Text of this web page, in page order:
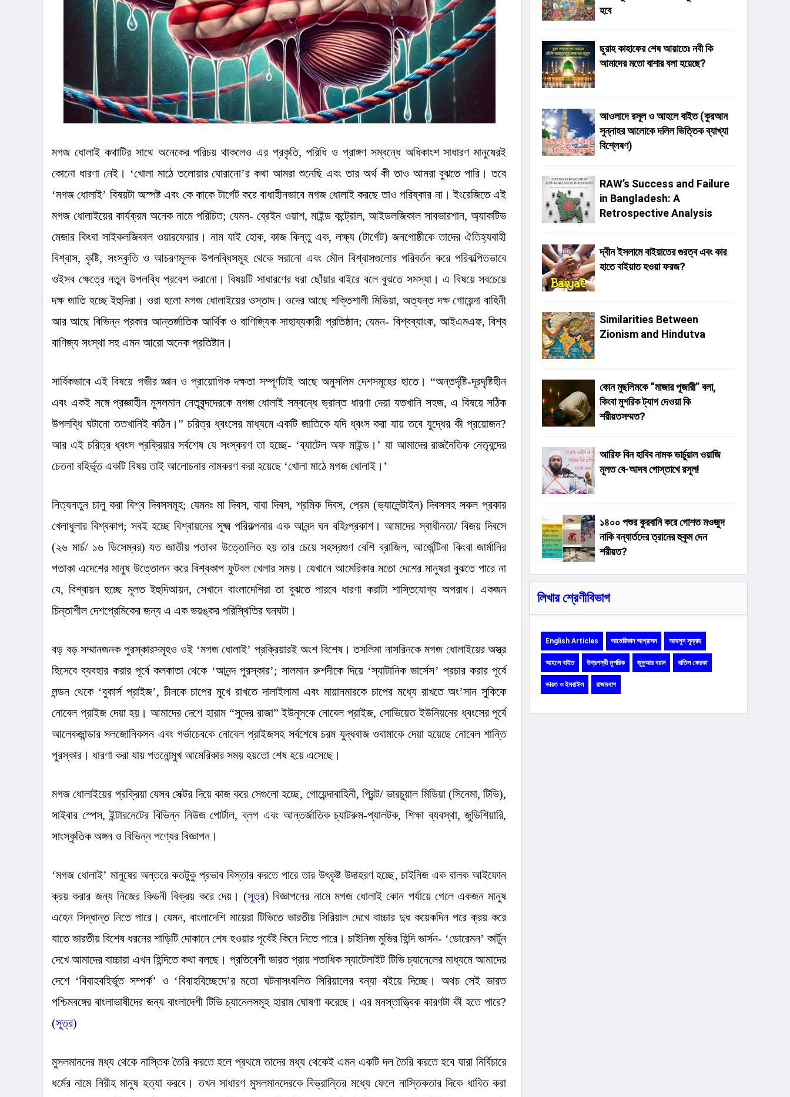
মগজ ধোলাই কথাটির সাথে অনেকের পরিচয় থাকলেও এর প্রকৃতি, পরিধি ও প্রাঙ্গণ সম্বন্ধে অধিকাংশ সাধারণ মানুষেরই
কোনো ধারণা নেই। ‘খোলা মাঠে তলোয়ার ঘোরানো’র কথা আমরা শুনেছি এবং তার অর্থ কী তাও আমরা বুঝতে পারি। তবে
‘মগজ ধোলাই’ বিষয়টা অস্পষ্ট এবং কে কাকে টার্গেট করে বাধাহীনভাবে মগজ ধোলাই করছে তাও পরিষ্কার না। ইংরেজিতে এই
মগজ ধোলাইয়ের কার্যক্রম অনেক নামে পরিচিত;যেমন- ব্রেইন ওয়াশ,মাইন্ড কন্ট্রোল,আইডলজিকাল সাবভারশান,অ্যাকটিভ
মেজার কিংবা সাইকলজিকাল ওয়ারফেয়ার। নাম যাই হোক, কাজ কিন্তু এক, লক্ষ্য (টার্গেট) জনগোষ্ঠীকে তাদের ঐতিহ্যবাহী
বিশ্বাস,কৃষ্টি, সংস্কৃতি ও আচরণমূলক উপলব্ধিসমূহ থেকে সরানো এবং মৌল বিশ্বাসগুলোর পরিবর্তন করে পরিকল্পিতভাবে
ওইসব ক্ষেত্রে নতুন উপলব্ধি প্রবেশ করানো। বিষয়টি সাধারণের ধরা ছোঁয়ার বাইরে বলে বুঝতে সমস্যা। এ বিষয়ে সবচেয়ে
দক্ষ জাতি হচ্ছে ইহুদিরা। ওরা হলো মগজ ধোলাইয়ের ওস্তাদ। ওদের আছে শক্তিশালী মিডিয়া, অত্যন্ত দক্ষ গোয়েন্দা বাহিনী
আর আছে বিভিন্ন প্রকার আন্তর্জাতিক আর্থিক ও বাণিজ্যিক সাহায্যকারী প্রতিষ্ঠান;যেমন- বিশ্বব্যাংক, আইএমএফ,বিশ্ব
বাণিজ্য সংস্থা সহএমন আরো অনেকপ্রতিষ্টান ।
সার্বিকভাবে এই বিষয়ে গভীর জ্ঞান ও প্রায়োগিক দক্ষতা সম্পূর্ণটাই আছে অমুসলিম দেশসমূহের হাতে। “অন্তর্দৃষ্টি-দূরদৃষ্টিহীন
এবং একই সঙ্গে প্রজ্ঞাহীন মুসলমান নেতৃবৃন্দদেরকে মগজ ধোলাই সম্বন্ধে ভ্রান্ত ধারণা দেয়া যতখানি সহজ, এ বিষয়ে সঠিক
উপলব্ধি ঘটানো ততখানিই কঠিন।”চরিত্র ধ্বংসের মাধ্যমে একটি জাতিকে যদি ধ্বংস করা যায় তবে যুদ্ধের কী প্রয়োজন?
আর এই চরিত্র ধ্বংস প্রক্রিয়ার সর্বশেষ যে সংস্করণ তা হচ্ছে- ‘ব্যাটেল অফ মাইন্ড। ’ যা আমাদের রাজনৈতিক নেতৃবন্দের
চেতনা বহির্ভূত একটি বিষয় তাই আলোচনার নামকরণ করা হয়েছে‘খোলা মাঠে মগজ ধোলাই। ’
নিত্যনতুন চালু করা বিশ্ব দিবসসমূহ; যেমনঃমা দিবস, বাবা দিবস,শ্রমিক দিবস, প্রেম (ভ্যালেন্টাইন) দিবসসহ সকল প্রকার
খেলাধুলার বিশ্বকাপ; সবই হচ্ছে বিশ্বায়নের সূক্ষ্ম পরিকল্পনার এক আনন্দ ঘন বহিঃপ্রকাশ। আমাদের স্বাধীনতা/ বিজয় দিবসে
(২৬ মার্চ/ ১৬ ডিসেম্বর) যত জাতীয় পতাকা উত্তোলিত হয় তার চেয়ে সহস্রগুণ বেশি ব্রাজিল,আর্জেন্টিনা কিংবা জার্মানির
পতাকা এদেশের মানুষ উত্তোলন করে বিশ্বকাপ ফুটবল খেলার সময়। যেখানে আমেরিকার মতো দেশের মানুষরা বুঝতে পারে না
যে, বিশ্বায়ন হচ্ছে মূলত ইহুদিআয়ন, সেখানে বাংলাদেশিরা তা বুঝতে পারবে ধারণা করাটা শাস্তিযোগ্য অপরাধ। একজন
চিন্তাশীল দেশপ্রেমিকের জন্য এ এক ভয়ঙ্কর পরিস্থিতির ঘনঘটা।
বড় বড় সম্মানজনক পুরস্কারসমূহও ওই‘মগজ ধোলাই’প্রক্রিয়ারই অংশ বিশেষ। তসলিমা নাসরিনকে মগজ ধোলাইয়ের অস্ত্র
হিসেবে ব্যবহার করার পূর্বে কলকাতা থেকে‘আনন্দ পুরস্কার’;সালমান রুশদীকে দিয়ে‘স্যাটানিক ভার্সেস’ প্রচার করার পূর্বে
লন্ডন থেকে‘বুকার্স প্রাইজ’, চীনকে চাপের মুখে রাখতে দালাইলামা এবং মায়ানমারকে চাপের মধ্যে রাখতেঅং’সান সুকিকে
নোবেল প্রাইজ দেয়া হয়। আমাদের দেশে হারাম“সুদের রাজা”ইউনূসকে নোবেল প্রাইজ, সোভিয়েত ইউনিয়নের ধ্বংসের পূর্বে
আলেকজান্ডার সলজোনিকসন এবং গর্ভাচেবকে নোবেল প্রাইজসহ সর্বশেষে চরম যুদ্ধবাজ ওবামাকে দেয়া হয়েছে নোবেল শান্তি
পুরস্কার। ধারণা করা যায় পতনোন্মুখ আমেরিকার সময় হয়তো শেষ হয়ে এসেছে।
মগজ ধোলাইয়ের প্রক্রিয়া যেসব সেক্টর দিয়ে কাজ করে সেগুলো হচ্ছে, গোয়েন্দাবাহিনী, প্রিন্ট/ ভারচুয়াল মিডিয়া (সিনেমা,টিভি),
সাইবার স্পেস,ইন্টারনেটের বিভিন্ন নিউজ পোর্টাল,ব্লগ এবং আন্তর্জাতিক চ্যাটরুম-প্যালটক, শিক্ষা ব্যবস্থা,জুডিশিয়ারি,
সাংস্কৃতিক অঙ্গন ও বিভিন্ন পণ্যের বিজ্ঞাপন।
‘মগজ ধোলাই’ মানুষের অন্তরে কতটুকু প্রভাব বিস্তার করতে পারে তার উৎকৃষ্ট উদাহরণ হচ্ছে,চাইনিজ এক বালক আইফোন
ক্রয় করার জন্য নিজের কিডনী বিক্রয় করে দেয়।(সূত্র)বিজ্ঞাপনের নামে মগজ ধোলাই কোন পর্যায়ে গেলে একজন মানুষ
এহেন সিদ্ধান্ত নিতে পারে। যেমন,বাংলাদেশি মায়েরা টিভিতে ভারতীয় সিরিয়াল দেখে বাচ্চার দুধ কয়েকদিন পরে ক্রয় করে
যাতে ভারতীয় বিশেষ ধরনের শাড়িটি দোকানে শেষ হওয়ার পূর্বেই কিনে নিতে পারে। চাইনিজ মুভির হিন্দি ভার্সন- ‘ডোরেমন’কার্টুন
দেখে আমাদের বাচ্চারা এখন হিন্দিতে কথা বলছে। প্রতিবেশী ভারত প্রায় শতাধিক স্যাটেলাইট টিভি চ্যানেলের মাধ্যমে আমাদের
দেশে‘বিবাহবহির্ভূত সম্পর্ক’ ও ‘বিবাহবিচ্ছেদে’র মতো ঘটনাসংবলিত সিরিয়ালের বন্যা বইয়ে দিচ্ছে। অথচ সেই ভারত
পশ্চিমবঙ্গের বাংলাভাষীদের জন্য বাংলাদেশী টিভি চ্যানেলসমূহ হারাম ঘোষণা করেছে। এর মনস্তাত্ত্বিক কারণটা কী হতে পারে?
(সূত্র)
মুসলমানদের মধ্য থেকে নাস্তিক তৈরি করতে হলে প্রথমে তাদের মধ্য থেকেই এমন একটি দল তৈরি করতে হবে যারা নির্বিচারে
ধর্মের নামে নিরীহ মানুষ হত্যা করবে। তখন সাধারণ মুসলমানদেরকে বিভ্রান্তির মধ্যে ফেলে নাস্তিকতার দিকে ধাবিত করা
হবে
ছুরাহ কাহাফের শেষ আয়াতেঃ নবী কি
আমাদের মতো বাশার বলা হয়েছে?
আওলাদে রসূল ও আহলে বাইত (কুরআন
সুন্নাহর আলোকে দলিল ভিত্তিক ব্যাখ্যা
বিশ্লেষণ)
RAW’s Success and Failure
in Bangladesh: A
Retrospective Analysis
দ্বীন ইসলামে বাইয়াতের গুরত্ব এবং কার
হাতে বাইয়াত হওয়া ফরজ?
Similarities Between
Zionism and Hindutva
কোন মুছলিমকে “মাজার পূজারী” বলা,
কিংবা মুশরিক ট্যাগ দেওয়া কি
শরীয়তসম্মত?
আরিফ বিন হাবিব নামক ভার্চুয়াল ওয়াজি
মূলত বে-আদব গোস্তাখে রসূল!
১৪০০ পশুর কুরবানি করে গোশত মওজুদ
নাকি বন্যার্তদের ত্রানের হুকুম দেন
শরীয়ত?
লিখার শ্রেণীবিভাগ
English Articles আমেরিকান আগ্রাসন আহলুস সুন্নাহ
আহলে বাইত উগ্রপন্থী মুশরিক জুমুআর বয়ান বাতিল ফেরকা
ভারত ও ইসরাঈল রাজারবাগ